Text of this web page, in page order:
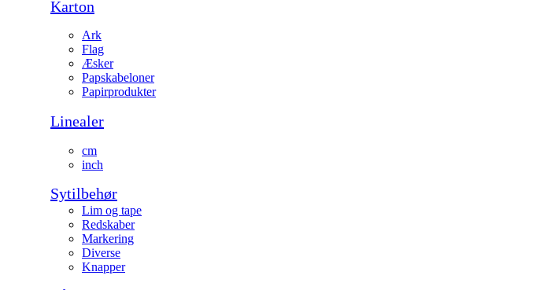
Karton
Ark
Flag
Æsker
Papskabeloner
Papirprodukter
Linealer
cm
inch
Sytilbehør
Lim og tape
Redskaber
Markering
Diverse
Knapper